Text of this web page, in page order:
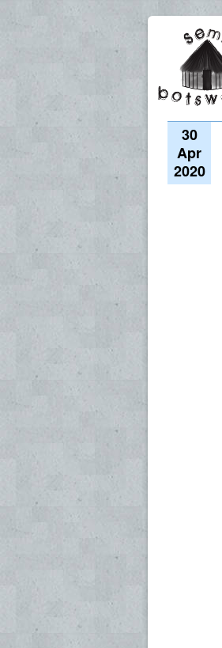
30
Apr
2020